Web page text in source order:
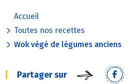
Accueil
Toutes nos recettes
Wok végé de légumes anciens
Partager sur